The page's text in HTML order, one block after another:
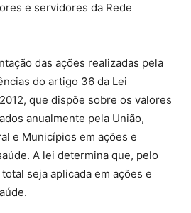
e servidores da Rede
das ações realizadas pela
do artigo 36 da Lei
que dispõe sobre os valores
anualmente pela União,
e Municípios em ações e
A lei determina que, pelo
seja aplicada em ações e